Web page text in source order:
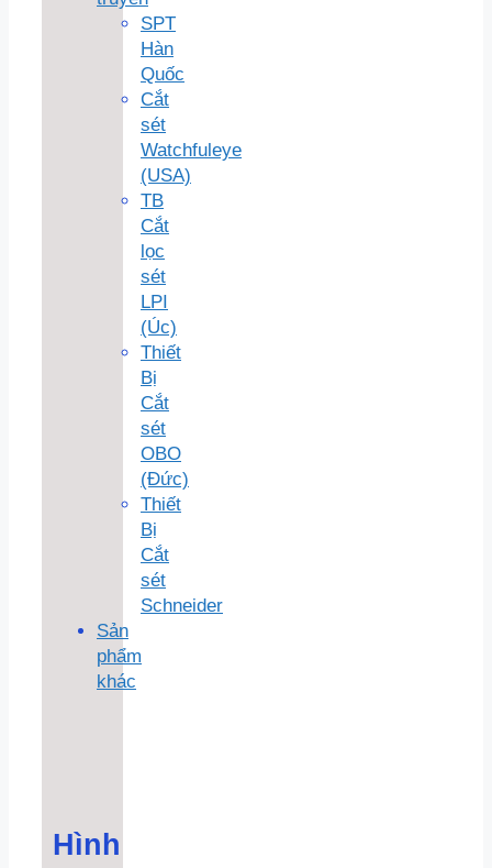
SPT
Hàn
Quốc
Cắt
sét
Watchfuleye
(USA)
TB
Cắt
lọc
sét
LPI
(Úc)
Thiết
Bị
Cắt
sét
OBO
(Đức)
Thiết
Bị
Cắt
sét
Schneider
Sản
phẩm
khác
Hình